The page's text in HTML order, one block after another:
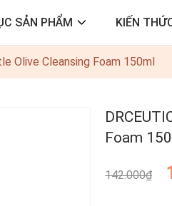
SẢN PHẨM KIẾN
Olive Cleansing Foam 150ml
Foam
142.000₫